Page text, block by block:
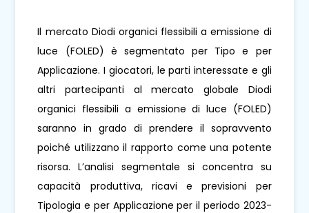
Il mercato Diodi organici flessibili a emissione di
luce (FOLED) è segmentato per Tipo e per
Applicazione. I giocatori, le parti interessate e gli
altri partecipanti al mercato globale Diodi
organici flessibili a emissione di luce (FOLED)
saranno in grado di prendere il sopravvento
poiché utilizzano il rapporto come una potente
risorsa. L’analisi segmentale si concentra su
capacità produttiva, ricavi e previsioni per
Tipologia e per Applicazione per il periodo 2023-